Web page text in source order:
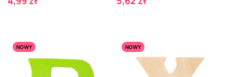
NOWY NOWY